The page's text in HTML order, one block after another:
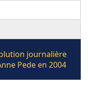
journalière
Pede en 2004